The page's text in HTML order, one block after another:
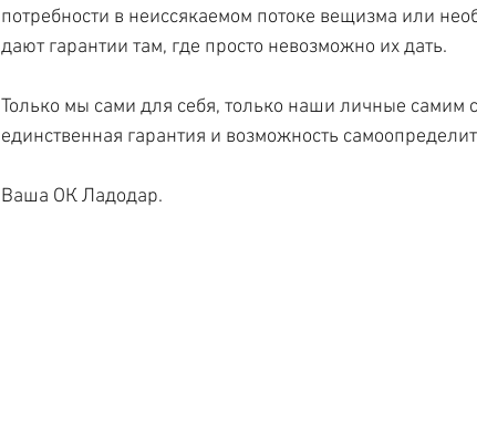
потребности в неиссякаемом потоке вещизма или
дают гарантии там, где просто невозможно их дать.
Только мы сами для себя, только наши личные самим
единственная гарантия и возможность
Ваша ОК Ладодар.